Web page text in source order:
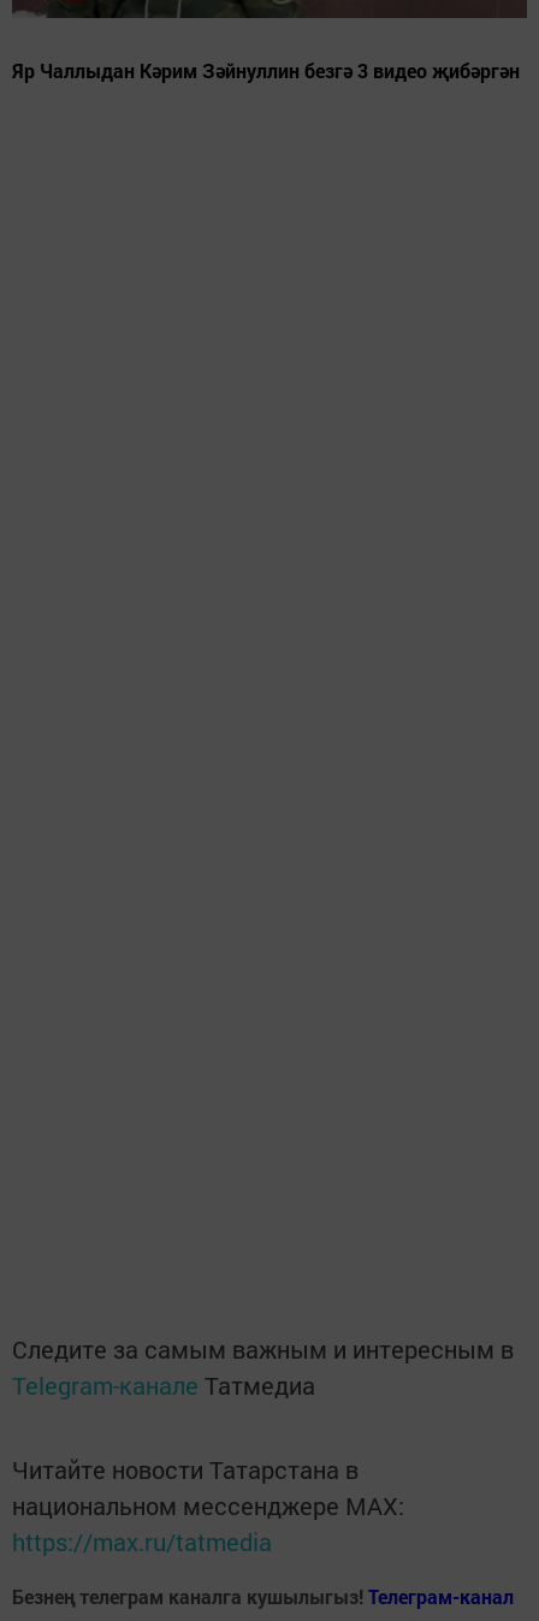
Яр Чаллыдан Кәрим Зәйнуллин безгә 3 видео җибәргән
Следите за самым важным и интересным в
Telegram-канале Татмедиа
Читайте новости Татарстана в
национальном мессенджере MАХ:
https://max.ru/tatmedia
Безнең телеграм каналга кушылыгыз! Телеграм-канал